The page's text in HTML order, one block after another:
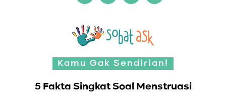
Kamu Gak Sendirian!
5 Fakta Singkat Soal Menstruasi